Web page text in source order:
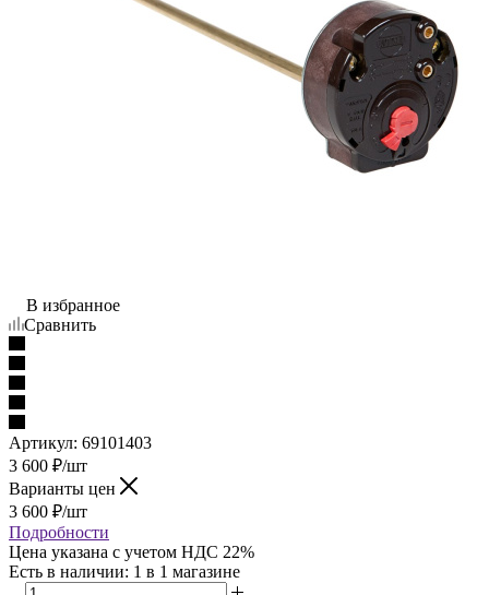
В избранное
Сравнить
Артикул: 69101403
3 600 ₽/шт
Варианты цен
3 600 ₽/шт
Подробности
Цена указана с учетом НДС 22%
Есть в наличии: 1 в 1 магазине